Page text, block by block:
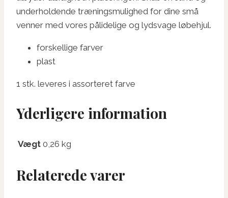
underholdende træningsmulighed for dine små
venner med vores pålidelige og lydsvage løbehjul.
forskellige farver
plast
1 stk. leveres i assorteret farve
Yderligere information
Vægt 0,26 kg
Relaterede varer